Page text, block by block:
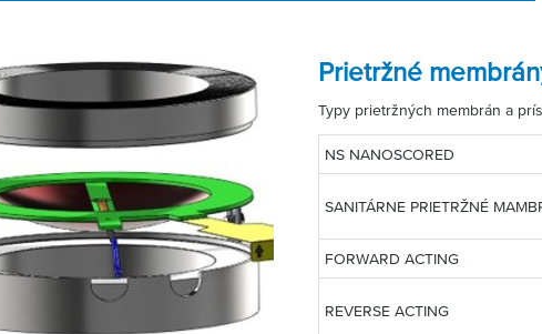
Prietržné
Typy prietržných membrán a
NS NANOSCORED
SANITÁRNE PRIETRŽNÉ
FORWARD ACTING
REVERSE ACTING